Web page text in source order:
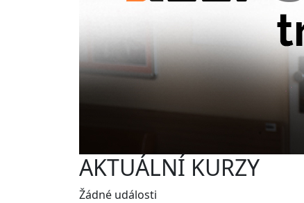
AKTUÁLNÍ KURZY
Žádné události